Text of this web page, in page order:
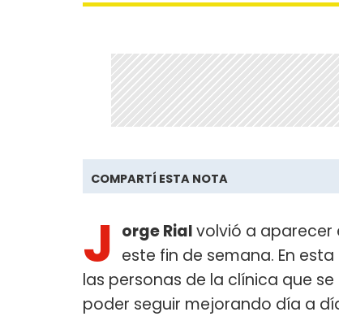
COMPARTÍ ESTA NOTA
J orge Rialvolvió a aparecer
este fin de semana. En
las personas de la clínica que
poder seguir mejorando día a